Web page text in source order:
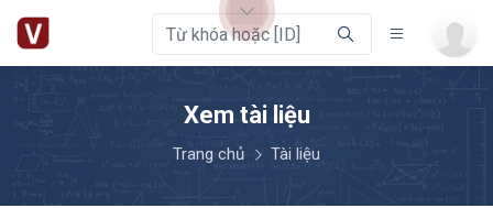
Xem tài liệu
Trang chủ Tài liệu